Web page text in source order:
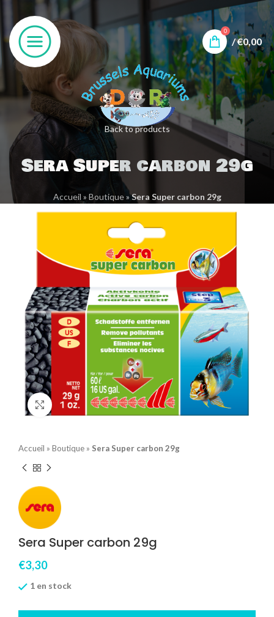
0
/€0,00
Back to products
Sera Super carbon 29g
Accueil » Boutique»Sera Super carbon 29g
Click to enlarge
Accueil » Boutique » Sera Super carbon 29g
Sera Super carbon 29g
€3,30
1 en stock